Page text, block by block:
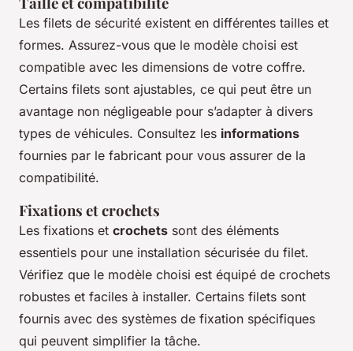
Les filets de sécurité existent en différentes tailles et
formes. Assurez-vous que le modèle choisi est
compatible avec les dimensions de votre coffre.
Certains filets sont ajustables, ce qui peut être un
avantage non négligeable pour s’adapter à divers
types de véhicules. Consultez les informations
fournies par le fabricant pour vous assurer de la
compatibilité.
Fixations et crochets
Les fixations et crochets sont des éléments
essentiels pour une installation sécurisée du filet.
Vérifiez que le modèle choisi est équipé de crochets
robustes et faciles à installer. Certains filets sont
fournis avec des systèmes de fixation spécifiques
qui peuvent simplifier la tâche.